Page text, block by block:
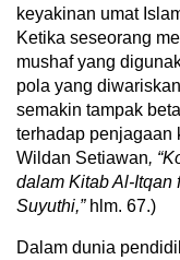
keyakinan umat
Ketika seseorang
mushaf yang
pola yang
semakin tampak
terhadap penjagaan
Wildan Setiawan,
dalam Kitab Al-Itqan
Suyuthi,”hlm. 67.)
Dalam dunia